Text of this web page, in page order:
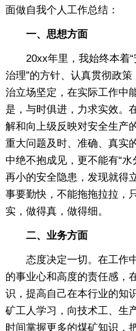
面做自我个人工作总结：
一、思想方面
20xx年里，我始终本着“
治理”的方针、认真贯彻政
治立场坚定，在实际工作中
是，与时俱进，力求实效。
解和向上级反映对安全生产
重大问题及时、准确、真实
中绝不抱成见，更不能有“水
再小的安全隐患，发现就得
事要勤快，不能拖拖拉拉，
实，做得真，做得细。
二、业务方面
态度决定一切。在工作中
的事业心和高度的责任感，
识，提高自己在本行业的知
矿工人学习，向技术工、生
时间掌握更多的煤矿知识，